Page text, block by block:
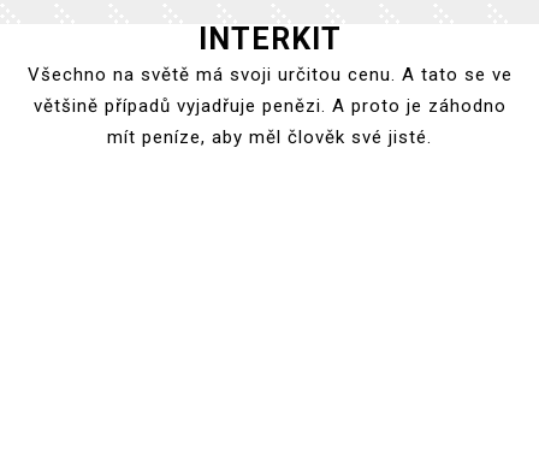
content
INTERKIT
Všechno na světě má svoji určitou cenu. A tato se ve
většině případů vyjadřuje penězi. A proto je záhodno
mít peníze, aby měl člověk své jisté.